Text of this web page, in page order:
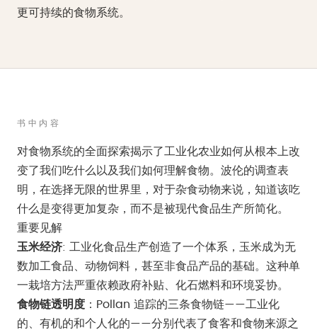
更可持续的食物系统。
书中内容
对食物系统的全面探索揭示了工业化农业如何从根本上改
变了我们吃什么以及我们如何理解食物。波伦的调查表
明，在选择无限的世界里，对于杂食动物来说，知道该吃
什么是变得更加复杂，而不是被现代食品生产所简化。
重要见解
玉米经济: 工业化食品生产创造了一个体系，玉米成为无
数加工食品、动物饲料，甚至非食品产品的基础。这种单
一栽培方法严重依赖政府补贴、化石燃料和环境妥协。
食物链透明度 ：Pollan 追踪的三条食物链——工业化
的、有机的和个人化的——分别代表了食客和食物来源之